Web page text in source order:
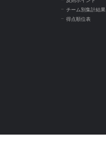
チーム別集計結果
得点順位表